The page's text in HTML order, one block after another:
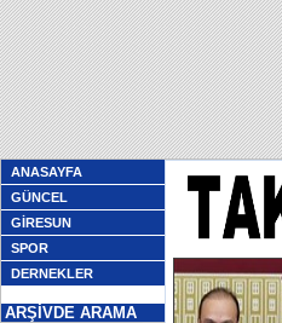
ANASAYFA
GÜNCEL
GİRESUN
SPOR
DERNEKLER
ARŞİVDE ARAMA